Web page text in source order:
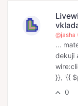
@jasha
...
dekuji
}}, '{{
0